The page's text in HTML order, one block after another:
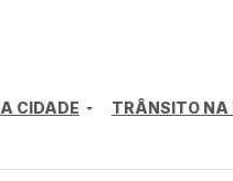
A CIDADE TRÂNSITO NA